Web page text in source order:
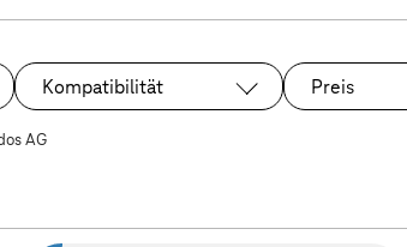
Kompatibilität Preis
AG